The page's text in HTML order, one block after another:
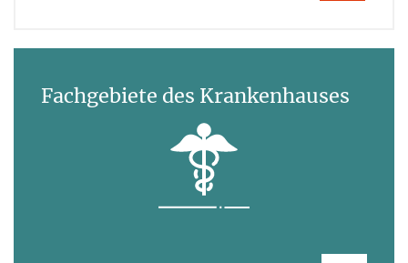
Fachgebiete des Krankenhauses